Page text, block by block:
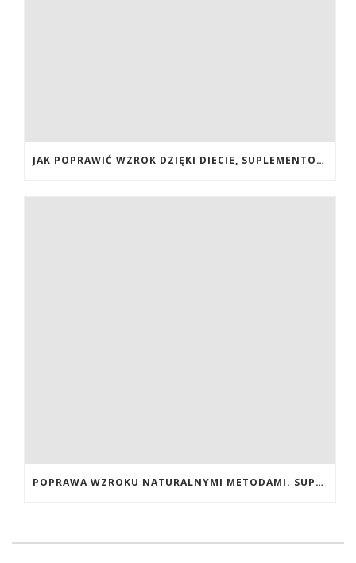
JAK POPRAWIĆ WZROK DZIĘKI DIECIE, SUPLEMENTOM BOGATYM W ANTYOKSYDANTY I WITAMINY. JAK POPRAWIĆ WZROK? DIETA NA LEPSZY WZROK. LUTEINA NA WZROK. WITAMINY NA WZROK.
POPRAWA WZROKU NATURALNYMI METODAMI. SUPLEMENTY CALIVITA NA POPRAWĘ WZROKU